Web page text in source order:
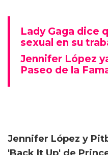
Lady Gaga dice
sexual en su
Jennifer López
Paseo de la
Jennifer López y